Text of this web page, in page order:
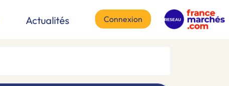
Actualités Connexion